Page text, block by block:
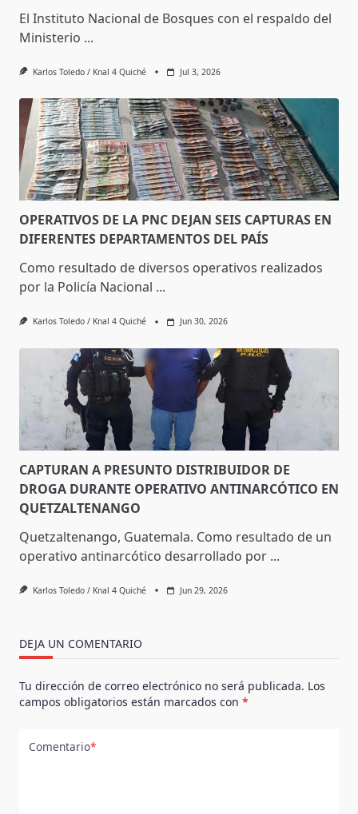
El Instituto Nacional de Bosques con el respaldo del
Ministerio ...
Karlos Toledo / Knal 4 Quiché Jul 3, 2026
OPERATIVOS DE LA PNC DEJAN SEIS CAPTURAS EN
DIFERENTES DEPARTAMENTOS DEL PAÍS
Como resultado de diversos operativos realizados
por la Policía Nacional ...
Karlos Toledo / Knal 4 Quiché Jun 30, 2026
CAPTURAN A PRESUNTO DISTRIBUIDOR DE
DROGA DURANTE OPERATIVO ANTINARCÓTICO EN
QUETZALTENANGO
Quetzaltenango, Guatemala. Como resultado de un
operativo antinarcótico desarrollado por ...
Karlos Toledo / Knal 4 Quiché Jun 29, 2026
DEJA UN COMENTARIO
Tu dirección de correo electrónico no será publicada. Los
campos obligatorios están marcados con *
Comentario*